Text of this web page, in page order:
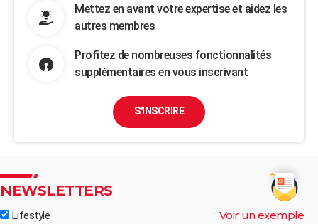
Mettez en avant votre expertise et aidez les
autres membres
Profitez de nombreuses fonctionnalités
supplémentaires en vous inscrivant
S'INSCRIRE
NEWSLETTERS
Lifestyle Voir un exemple